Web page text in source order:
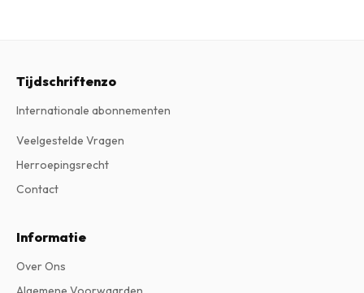
Tijdschriftenzo
Internationale abonnementen
Veelgestelde Vragen
Herroepingsrecht
Contact
Informatie
Over Ons